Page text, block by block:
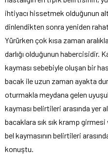
ihtiyacı hissetmek olduğunun
dinlendikten sonra yeniden
Yürürken çok kısa zaman
darlığı olduğunun habercisidir.
kayması sebebiyle oluşan bir
bacak ile uzun zaman ayakta
oturmakla meydana gelen
kayması belirtileri arasında yer
bacaklara sık sık kramp girmesi
bel kaymasının belirtileri
konuştu.